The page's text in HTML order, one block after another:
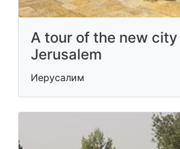
A tour of the new
Jerusalem
Иерусалим